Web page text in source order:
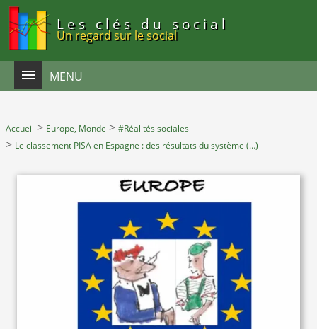
Les clés du social
Un regard sur le social
MENU
Accueil > Europe, Monde > #Réalités sociales
> Le classement PISA en Espagne : des résultats du système (…)
Panneau de gestion des cookies